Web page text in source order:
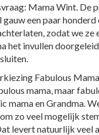
Mama Wint. De
een paar
zodat we ze
het invullen
Fabulous
mama, maar
mama en Grandma.
zo veel mogelijk
levert natuurlijk veel